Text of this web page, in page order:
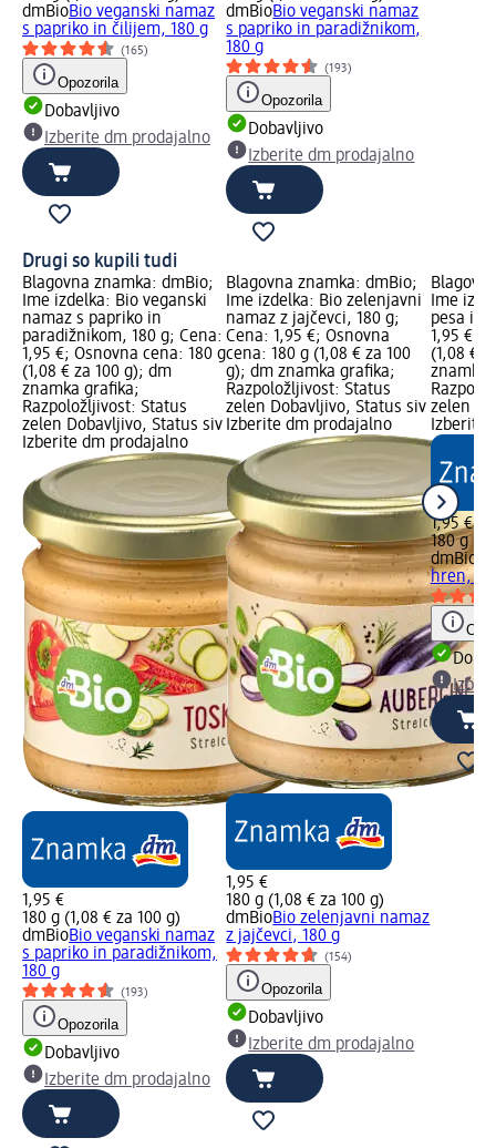
dmBioBio veganski namaz
s papriko in čilijem, 180 g
(165)
Opozorila
Dobavljivo
Izberite dm prodajalno
dmBioBio veganski namaz
s papriko in paradižnikom,
180 g
(193)
Opozorila
Dobavljivo
Izberite dm prodajalno
Drugi so kupili tudi
Blagovna znamka: dmBio;
Ime izdelka: Bio veganski
namaz s papriko in
paradižnikom, 180 g; Cena:
1,95 €; Osnovna cena: 180 g
(1,08 € za 100 g); dm
znamka grafika;
Razpoložljivost: Status
zelen Dobavljivo, Status siv
Izberite dm prodajalno
1,95 €
180 g (1,08 € za 100 g)
dmBioBio veganski namaz
s papriko in paradižnikom,
180 g
(193)
Opozorila
Dobavljivo
Izberite dm prodajalno
Blagovna znamka: dmBio;
Ime izdelka: Bio zelenjavni
namaz z jajčevci, 180 g;
Cena: 1,95 €; Osnovna
cena: 180 g (1,08 € za 100
g); dm znamka grafika;
Razpoložljivost: Status
zelen Dobavljivo, Status siv
Izberite dm prodajalno
1,95 €
180 g (1,08 € za 100 g)
dmBioBio zelenjavni namaz
z jajčevci, 180 g
(154)
Opozorila
Dobavljivo
Izberite dm prodajalno
Ime
pesa in
1,95 €;
(1,08 €
znamka
zelen
Izberite
1,95 €
180 g
dmBio
hren,